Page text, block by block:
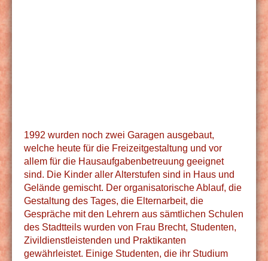
1992 wurden noch zwei Garagen ausgebaut,
welche heute für die Freizeitgestaltung und vor
allem für die Hausaufgabenbetreuung geeignet
sind. Die Kinder aller Alterstufen sind in Haus und
Gelände gemischt. Der organisatorische Ablauf, die
Gestaltung des Tages, die Elternarbeit, die
Gespräche mit den Lehrern aus sämtlichen Schulen
des Stadtteils wurden von Frau Brecht, Studenten,
Zivildienstleistenden und Praktikanten
gewährleistet. Einige Studenten, die ihr Studium